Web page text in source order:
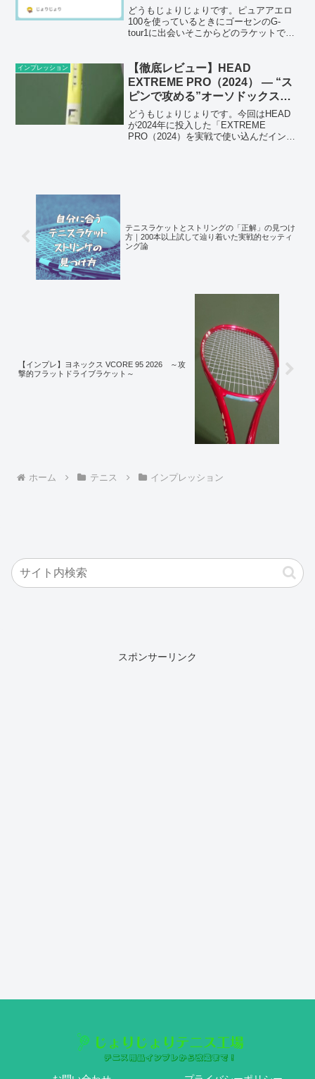
どうもじょりじょりです。ピュアアエロ
100を使っているときにゴーセンのG-
tour1に出会いそこからどのラケットでも
局戻ってG-tour1を使っています。メイン
ラケット...
インプレッション
【徹底レビュー】HEAD
EXTREME PRO（2024） — “ス
ピンで攻める”オーソドックスな
98平方インチ【インプレ＆比較】
どうもじょりじょりです。今回はHEAD
が2024年に投入した「EXTREME
PRO（2024）を実戦で使い込んだインプ
テニスラケットとストリングの「正解」の見つけ
方｜200本以上試して辿り着いた実戦的セッティ
ング論
【インプレ】ヨネックス VCORE 95 2026 ～攻
撃的フラットドライブラケット～
ホーム テニス インプレッション
スポンサーリンク